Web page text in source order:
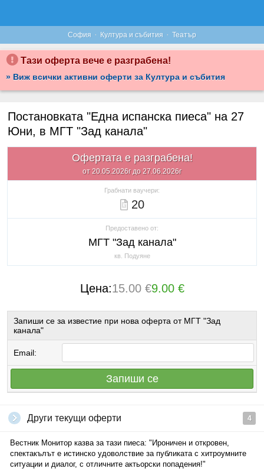
София · Култура и събития · Театър
Тази оферта вече е разграбена!
» Виж всички активни оферти за Култура и събития
Постановката "Една испанска пиеса" на 27
Юни, в МГТ "Зад канала"
Офертата е разграбена!
от 20.05.2026г до 27.06.2026г
Грабнати ваучери:
20
Предоставено от:
МГТ "Зад канала"
кв. Подуяне
Цена:15.00 €9.00 €
Запиши се за известие при нова оферта от МГТ "Зад
канала"
Email:
Запиши се
Други текущи оферти 4
Вестник Монитор казва за тази пиеса: "Ироничен и откровен,
спектакълът е истинско удоволствие за публиката с хитроумните
ситуации и диалог, с отличните актьорски попадения!"